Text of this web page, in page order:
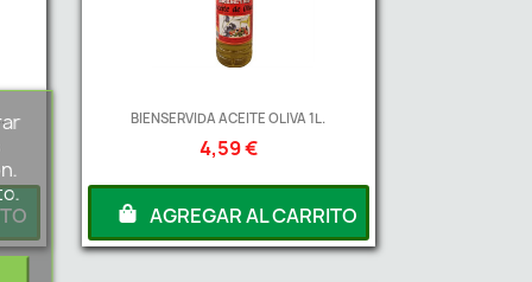
BIENSERVIDA ACEITE OLIVA 1L.
4,59 €
AGREGAR AL CARRITO